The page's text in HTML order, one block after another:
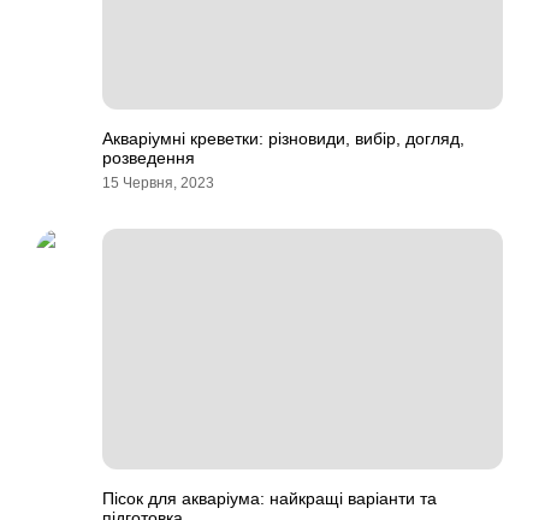
Акваріумні креветки: різновиди, вибір, догляд,
розведення
15 Червня, 2023
Пісок для акваріума: найкращі варіанти та